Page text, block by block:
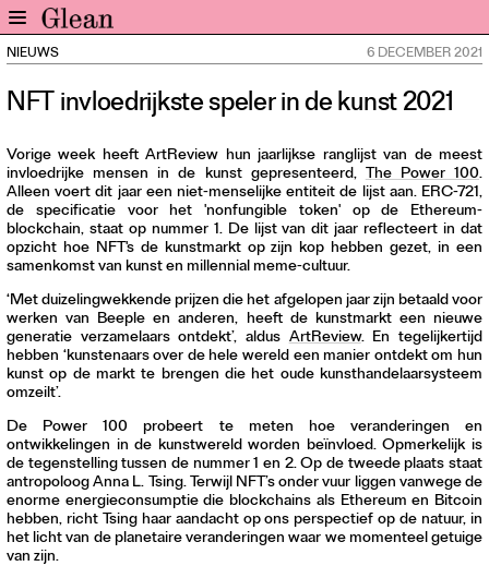
Nieuws
Interviews
Inzicht
Events
Meer rubrieken
Alle nummers
Aanmelden
Abonneren
Nieuwsbrief
Over GLEAN
Contact
Waar is GLEAN te koop
Privacy
NIEUWS 6 DECEMBER 2021
NFT invloedrijkste speler in de kunst 2021
Vorige week heeft ArtReview hun jaarlijkse ranglijst van de meest
invloedrijke mensen in de kunst gepresenteerd, The Power 100.
Alleen voert dit jaar een niet-menselijke entiteit de lijst aan. ERC-721,
de specificatie voor het 'nonfungible token' op de Ethereum-
blockchain, staat op nummer 1. De lijst van dit jaar reflecteert in dat
opzicht hoe NFT's de kunstmarkt op zijn kop hebben gezet, in een
samenkomst van kunst en millennial meme-cultuur.
‘Met duizelingwekkende prijzen die het afgelopen jaar zijn betaald voor
werken van Beeple en anderen, heeft de kunstmarkt een nieuwe
generatie verzamelaars ontdekt’, aldus ArtReview. En tegelijkertijd
hebben ‘kunstenaars over de hele wereld een manier ontdekt om hun
kunst op de markt te brengen die het oude kunsthandelaarsysteem
omzeilt’.
De Power 100 probeert te meten hoe veranderingen en
ontwikkelingen in de kunstwereld worden beïnvloed. Opmerkelijk is
de tegenstelling tussen de nummer 1 en 2. Op de tweede plaats staat
antropoloog Anna L. Tsing. Terwijl NFT’s onder vuur liggen vanwege de
enorme energieconsumptie die blockchains als Ethereum en Bitcoin
hebben, richt Tsing haar aandacht op ons perspectief op de natuur, in
het licht van de planetaire veranderingen waar we momenteel getuige
van zijn.